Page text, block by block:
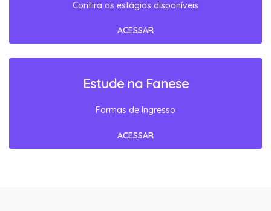
Confira os estágios disponíveis
ACESSAR
Estude na Fanese
Formas de Ingresso
ACESSAR